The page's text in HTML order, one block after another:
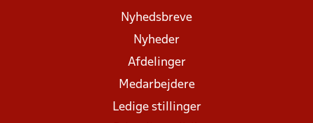
Nyhedsbreve
Nyheder
Afdelinger
Medarbejdere
Ledige stillinger